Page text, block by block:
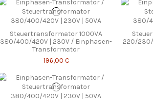
Steuertransformator 1000VA
380/400/420V | 230V / Einphasen-
Transformator
196,00 €
220/